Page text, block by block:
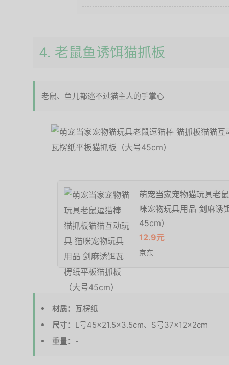
4. 老鼠鱼诱饵猫抓板
老鼠、鱼儿都逃不过猫主人的手掌心
萌宠当家宠物猫玩具老
咪宠物玩具用品 剑麻诱
45cm）
12.9元
京东
材质： 瓦楞纸
尺寸： L号45×21.5×3.5cm、S号37×12×2cm
重量： -